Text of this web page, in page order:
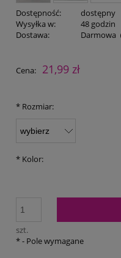
Dostępność:
dostępny
Wysyłka w:
48 godzin
Dostawa:
Darmowa
Cena nie zawiera
Cena: 21,99 zł
* Rozmiar:
* Kolor:
szt.
*- Pole wymagane